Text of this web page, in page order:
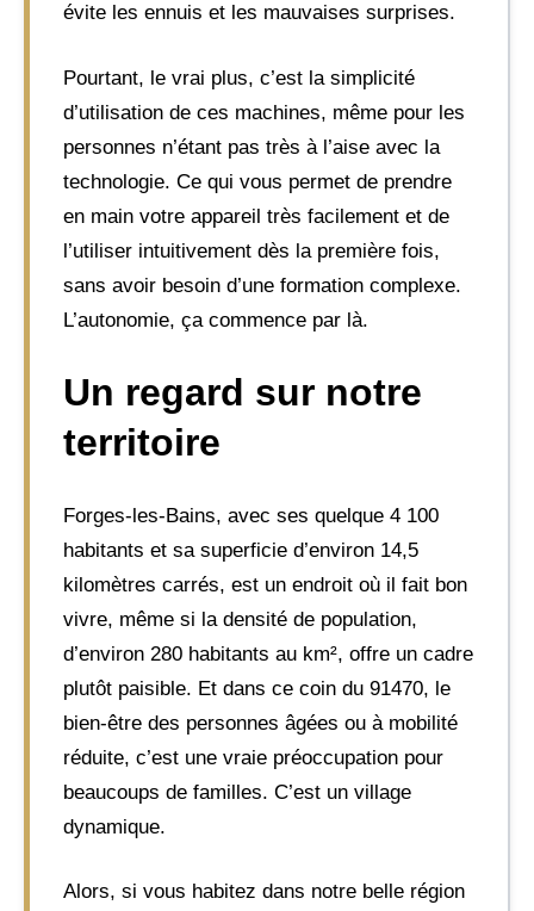
évite les ennuis et les mauvaises surprises.
Pourtant, le vrai plus, c’est la simplicité
d’utilisation de ces machines, même pour les
personnes n’étant pas très à l’aise avec la
technologie. Ce qui vous permet de prendre
en main votre appareil très facilement et de
l’utiliser intuitivement dès la première fois,
sans avoir besoin d’une formation complexe.
L’autonomie, ça commence par là.
Un regard sur notre
territoire
Forges-les-Bains, avec ses quelque 4 100
habitants et sa superficie d’environ 14,5
kilomètres carrés, est un endroit où il fait bon
vivre, même si la densité de population,
d’environ 280 habitants au km², offre un cadre
plutôt paisible. Et dans ce coin du 91470, le
bien-être des personnes âgées ou à mobilité
réduite, c’est une vraie préoccupation pour
beaucoups de familles. C’est un village
dynamique.
Alors, si vous habitez dans notre belle région